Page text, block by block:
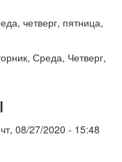
четверг, пятница,
Среда, Четверг,
08/27/2020 - 15:48